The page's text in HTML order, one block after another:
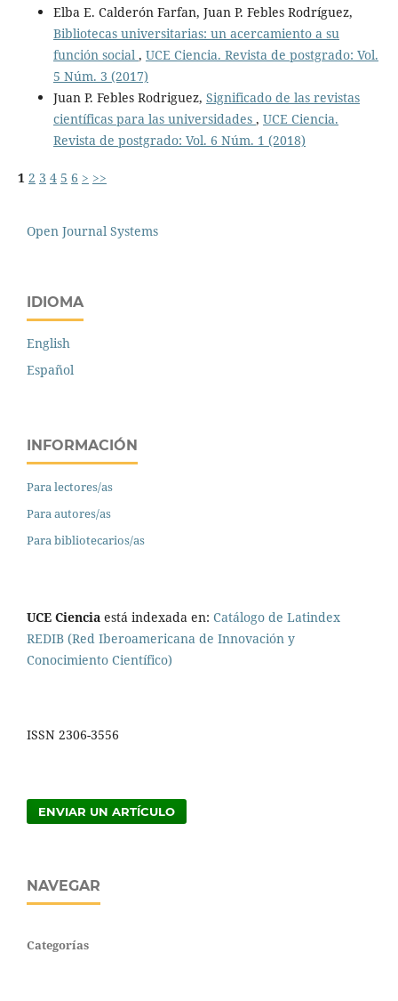
Elba E. Calderón Farfan, Juan P. Febles Rodríguez,
Bibliotecas universitarias: un acercamiento a su
función social , UCE Ciencia. Revista de postgrado: Vol.
5 Núm. 3 (2017)
Juan P. Febles Rodriguez, Significado de las revistas
científicas para las universidades , UCE Ciencia.
Revista de postgrado: Vol. 6 Núm. 1 (2018)
1 2 3 4 5 6 > >>
Open Journal Systems
IDIOMA
English
Español
INFORMACIÓN
Para lectores/as
Para autores/as
Para bibliotecarios/as
UCE Ciencia está indexada en: Catálogo de Latindex
REDIB (Red Iberoamericana de Innovación y
Conocimiento Científico)
ISSN 2306-3556
ENVIAR UN ARTÍCULO
NAVEGAR
Categorías